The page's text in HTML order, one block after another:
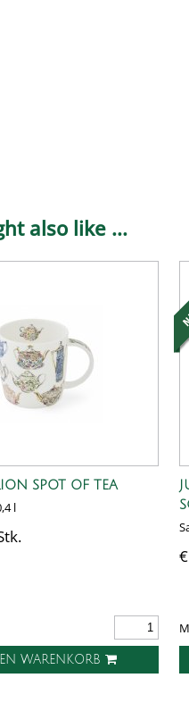
also like ...
SPOT OF TEA
l
WARENKORB
€